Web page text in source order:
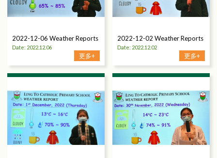
2022-12-06 Weather Reports
Date: 2022.12.06
更多+
2022-12-02 Weather Reports
Date: 2022.12.02
更多+